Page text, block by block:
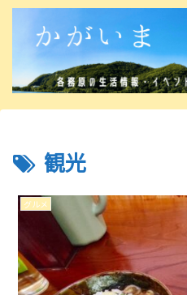
観光
グルメ